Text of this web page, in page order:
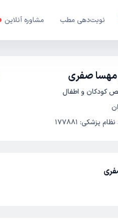
نوبت‌دهی مطب مشاوره آنلاین
مهسا صفری
کودکان و اطفال
نظام پزشکی:
177881